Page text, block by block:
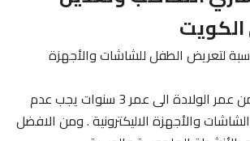
لتعريض الطفل للشاشات والأجهزة
1 : من الافضل من عمر الولادة الى عمر 3 سنوات يجب عدم
والأجهزة الاليكترونية . ومن الافضل